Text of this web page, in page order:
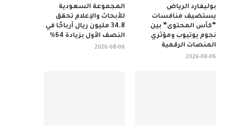
المجموعة السعودية
للأبحاث والإعلام تحقق
34.8 مليون ريال أرباحًا في
النصف الأول بزيادة 64%
2026-08-06
بوليفارد الرياض
يستضيف منافسات
“كأس المحتوى” بين
نجوم يوتيوب ومؤثري
المنصات الرقمية
2026-08-06